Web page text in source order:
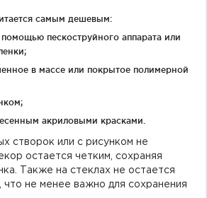
самым дешевым:
пескоструйного аппарата или
в массе или покрытое полимерной
акриловыми красками.
створок или с рисунком не
остается четким, сохраняя
Также на стеклах не остается
что не менее важно для сохранения